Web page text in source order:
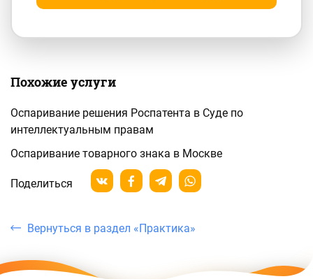
Похожие услуги
Оспаривание решения Роспатента в Суде по
интеллектуальным правам
Оспаривание товарного знака в Москве
Поделиться
Вернуться в раздел «Практика»